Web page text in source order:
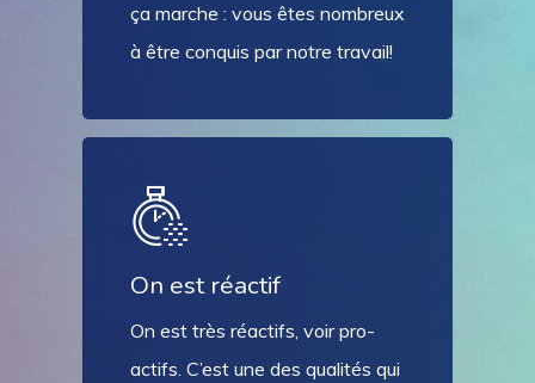
ça marche : vous êtes nombreux
à être conquis par notre travail!
On est réactif
On est très réactifs, voir pro-
actifs. C’est une des qualités qui